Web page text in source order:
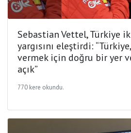
Sebastian Vettel, Türkiye
yargısını eleştirdi:
vermek için doğru bir yer
açık”
770 kere okundu.